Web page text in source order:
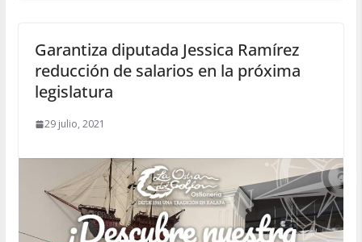
Garantiza diputada Jessica Ramírez
reducción de salarios en la próxima
legislatura
29 julio, 2021